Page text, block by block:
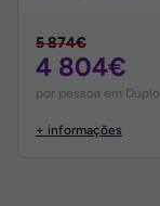
5 874€
4 804€
por pessoa em Duplo
+ informações